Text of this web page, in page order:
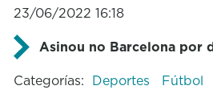
23/06/2022 16:18
Asinou no Barcelona por
Categorías: Deportes Fútbol